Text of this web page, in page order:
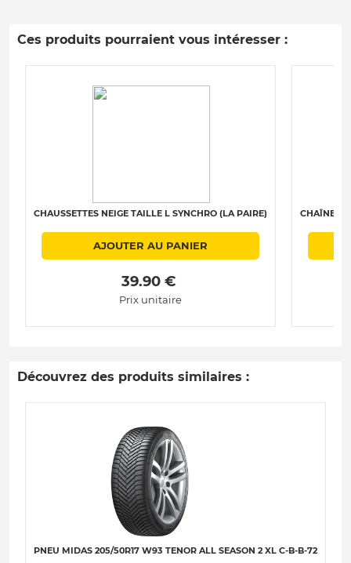
Ces produits pourraient vous intéresser :
CHAUSSETTES NEIGE TAILLE L SYNCHRO (LA PAIRE)
AJOUTER AU PANIER
39.90 €
Prix unitaire
CHAÎNES
Découvrez des produits similaires :
PNEU MIDAS 205/50R17 W93 TENOR ALL SEASON 2 XL C-B-B-72